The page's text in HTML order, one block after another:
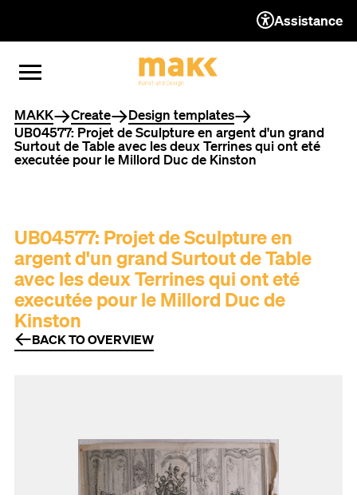
TO THE CONTENT
TO THE NAVIGATION
TO THE FOOTER
OPEN MENU
CLOSE MENU
Assistance
You are here
MAKK Create
Design templates
UB04577: Projet de Sculpture en argent d'un grand
Surtout de Table avec les deux Terrines qui ont eté
executée pour le Millord Duc de Kinston
UB04577: Projet de Sculpture en
argent d'un grand Surtout de Table
avec les deux Terrines qui ont eté
executée pour le Millord Duc de
Kinston
BACK TO OVERVIEW